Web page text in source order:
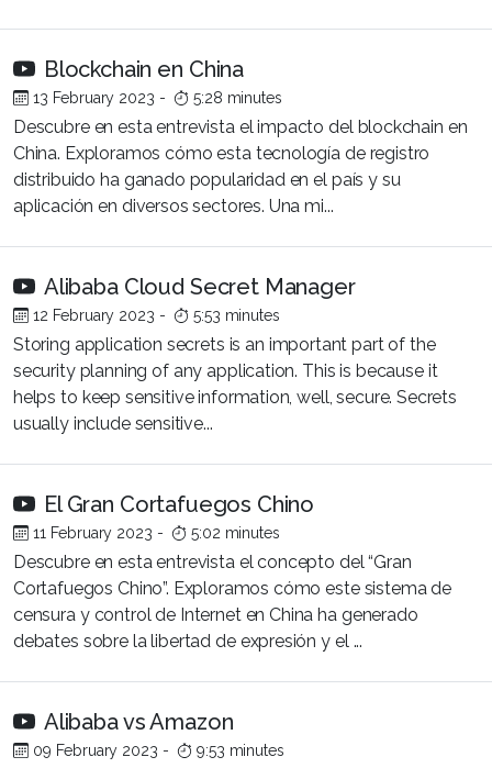
Blockchain en China
13 February 2023 - 5:28 minutes
Descubre en esta entrevista el impacto del blockchain en
China. Exploramos cómo esta tecnología de registro
distribuido ha ganado popularidad en el país y su
aplicación en diversos sectores. Una mi...
Alibaba Cloud Secret Manager
12 February 2023 - 5:53 minutes
Storing application secrets is an important part of the
security planning of any application. This is because it
helps to keep sensitive information, well, secure. Secrets
usually include sensitive...
El Gran Cortafuegos Chino
11 February 2023 - 5:02 minutes
Descubre en esta entrevista el concepto del “Gran
Cortafuegos Chino”. Exploramos cómo este sistema de
censura y control de Internet en China ha generado
debates sobre la libertad de expresión y el ...
Alibaba vs Amazon
09 February 2023 - 9:53 minutes